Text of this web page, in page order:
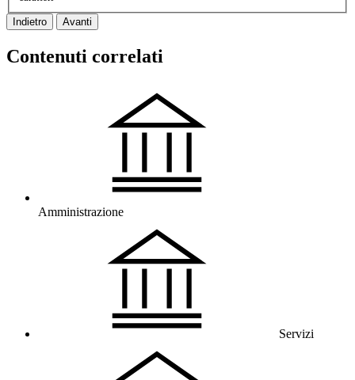
Indietro Avanti
Contenuti correlati
Amministrazione
Servizi